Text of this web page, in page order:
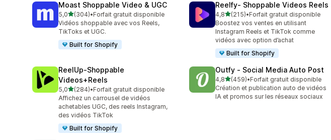
Moast Shoppable Video & UGC
5,0étoile(s) sur 5
(304)
304 avis au total
•Forfait gratuit disponible
Vidéos shoppable avec vos Reels,
TikToks et UGC.
Built for Shopify
Reelfy‑ Shoppable Videos Reels
4,8étoile(s) sur 5
(215)
215 avis au total
•Forfait gratuit disponible
Boostez vos ventes en utilisant
Instagram Reels et TikTok comme
vidéos avec option d’achat
Built for Shopify
ReelUp‑Shoppable
Videos+Reels
5,0étoile(s) sur 5
(284)
284 avis au total
•Forfait gratuit disponible
Affichez un carrousel de vidéos
achetables UGC, des reels Instagram,
des vidéos TikTok
Built for Shopify
Outfy ‑ Social Media Auto Post
4,8étoile(s) sur 5
(459)
459 avis au total
•Forfait gratuit disponible
Création et publication auto de vidéos
IA et promos sur les réseaux sociaux